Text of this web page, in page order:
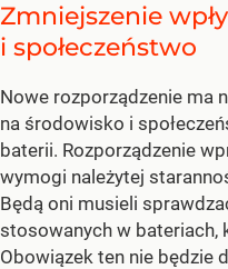
Zmniejszenie
i społeczeństwo
Nowe rozporządzenie ma
na środowisko i
baterii. Rozporządzenie
wymogi należytej
Będą oni musieli
stosowanych w bateriach,
Obowiązek ten nie będzie